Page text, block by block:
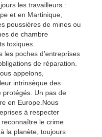
les travailleurs :
et en Martinique,
poussières de mines ou
de chambre
toxiques.
les poches d’entreprises
de réparation.
appelons,
intrinsèque des
protégés. Un pas de
en Europe.Nous
à respecter
reconnaître le crime
la planète, toujours